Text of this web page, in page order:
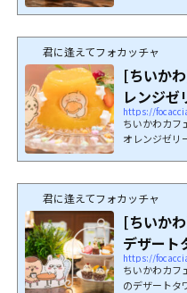
君に逢えてフォカッチャ
[ちいか
レンジゼ
https://
ちいかわカフ
オレンジゼリ
君に逢えてフォカッチャ
[ちいか
デザート
https://
ちいかわカフ
のデザートタ